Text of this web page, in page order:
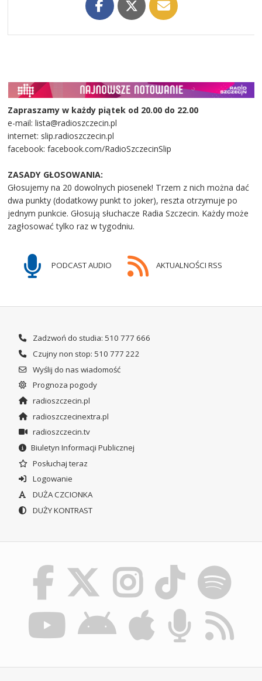
Zapraszamy w każdy piątek od 20.00 do 22.00
e-mail: lista@radioszczecin.pl
internet: slip.radioszczecin.pl
facebook: facebook.com/RadioSzczecinSlip
ZASADY GŁOSOWANIA:
Głosujemy na 20 dowolnych piosenek! Trzem z nich można dać
dwa punkty (dodatkowy punkt to joker), reszta otrzymuje po
jednym punkcie. Głosują słuchacze Radia Szczecin. Każdy może
zagłosować tylko raz w tygodniu.
PODCAST AUDIO AKTUALNOŚCI RSS
Zadzwoń do studia: 510 777 666
Czujny non stop: 510 777 222
Wyślij do nas wiadomość
Prognoza pogody
radioszczecin.pl
radioszczecinextra.pl
radioszczecin.tv
Biuletyn Informacji Publicznej
Posłuchaj teraz
Logowanie
DUŻA CZCIONKA
DUŻY KONTRAST